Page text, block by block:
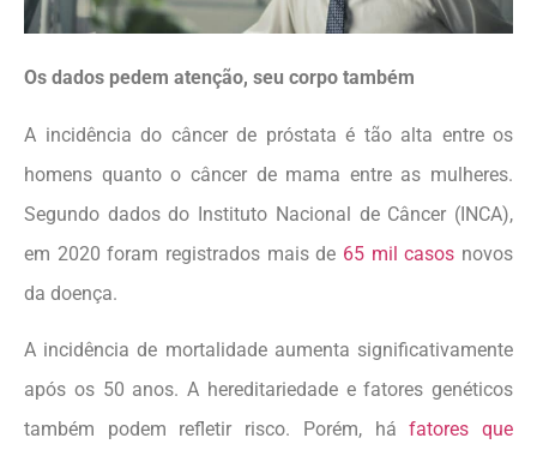
Os dados pedem atenção, seu corpo também
A incidência do câncer de próstata é tão alta entre os
homens quanto o câncer de mama entre as mulheres.
Segundo dados do Instituto Nacional de Câncer (INCA),
em 2020 foram registrados mais de 65 mil casos novos
da doença.
A incidência de mortalidade aumenta significativamente
após os 50 anos. A hereditariedade e fatores genéticos
também podem refletir risco. Porém, háfatores que